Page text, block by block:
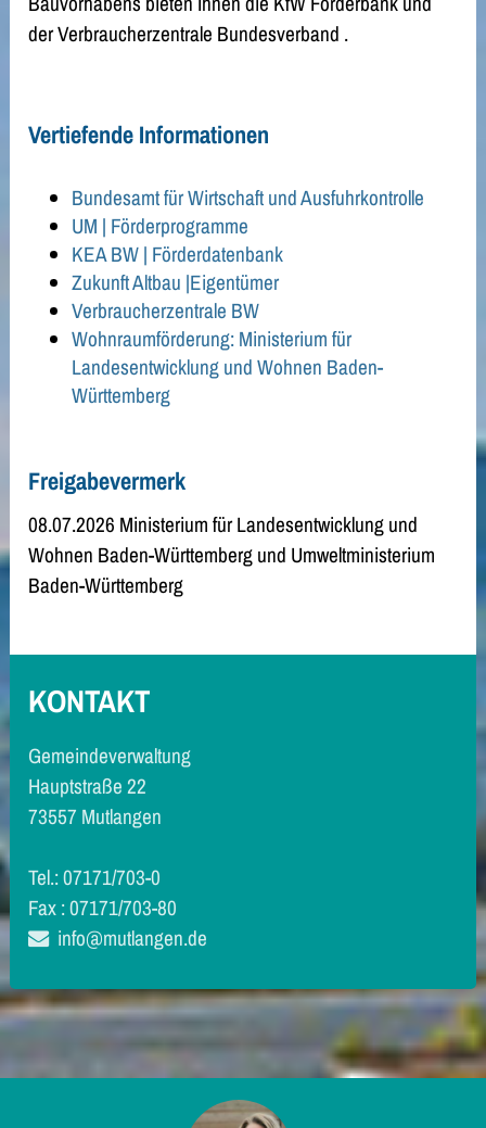
der Verbraucherzentrale Bundesverband .
Vertiefende Informationen
Bundesamt für Wirtschaft und Ausfuhrkontrolle
UM | Förderprogramme
KEA BW | Förderdatenbank
Zukunft Altbau |Eigentümer
Verbraucherzentrale BW
Wohnraumförderung: Ministerium für
Landesentwicklung und Wohnen Baden-
Württemberg
Freigabevermerk
08.07.2026 Ministerium für Landesentwicklung und
Wohnen Baden-Württemberg und Umweltministerium
Baden-Württemberg
KONTAKT
Gemeindeverwaltung
Hauptstraße 22
73557 Mutlangen
Tel.: 07171/703-0
Fax : 07171/703-80
info@mutlangen.de